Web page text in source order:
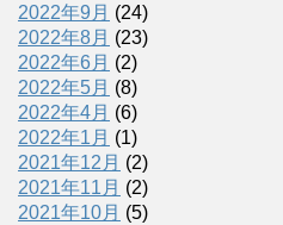
2022年9月 (24)
2022年8月 (23)
2022年6月 (2)
2022年5月 (8)
2022年4月 (6)
2022年1月 (1)
2021年12月 (2)
2021年11月 (2)
2021年10月 (5)